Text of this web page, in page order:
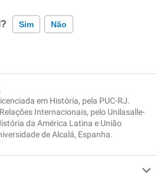
Sim Não
informação incorreta
a informação que procuro
em História, pela PUC-RJ.
Internacionais, pelo Unilasalle-
da América Latina e União
de Alcalá, Espanha.